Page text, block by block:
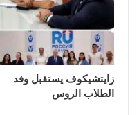
زايتشيكوف يستقبل وفد
الطلاب الروس